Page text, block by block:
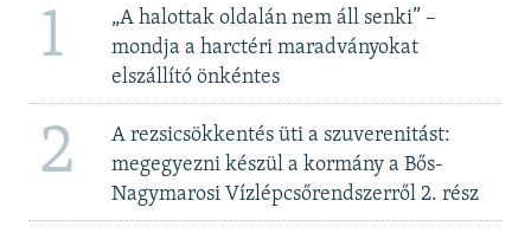
1
„A halottak oldalán nem áll senki” –
mondja a harctéri maradványokat
elszállító önkéntes
2
A rezsicsökkentés üti a szuverenitást:
megegyezni készül a kormány a Bős-
Nagymarosi Vízlépcsőrendszerről 2. rész